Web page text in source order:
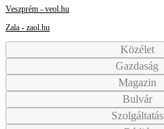
Veszprém - veol.hu
Zala - zaol.hu
Közélet
Gazdaság
Magazin
Bulvár
Szolgáltatás